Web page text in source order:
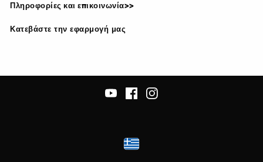
Πληροφορίες και επικοινωνία>>
Κατεβάστε την εφαρμογή μας